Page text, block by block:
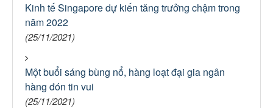
Kinh tế Singapore dự kiến tăng trưởng chậm trong
năm 2022
(25/11/2021)
Một buổi sáng bùng nổ, hàng loạt đại gia ngân
hàng đón tin vui
(25/11/2021)